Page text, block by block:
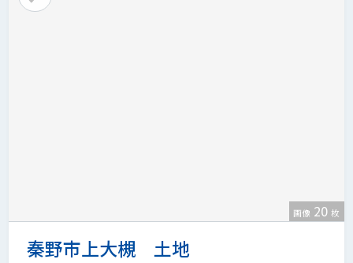
秦野市上大槻 土地
画像 20 枚